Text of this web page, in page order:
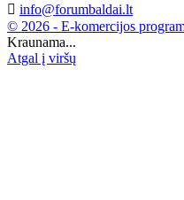
 info@forumbaldai.lt
© 2026 - E-komercijos
Kraunama...
Atgal į viršų